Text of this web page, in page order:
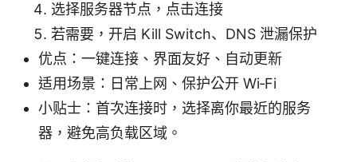
选择服务器节点，点击连接
若需要，开启 Kill Switch、DNS 泄漏保护
优点：一键连接、界面友好、自动更新
适用场景：日常上网、保护公开 Wi‑Fi
小贴士：首次连接时，选择离你最近的服务
器，避免高负载区域。